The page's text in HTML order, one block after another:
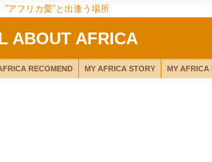
”アフリカ愛”と出逢う場所
ABOUT AFRICA
RECOMEND MY AFRICA STORY MY AFRICA